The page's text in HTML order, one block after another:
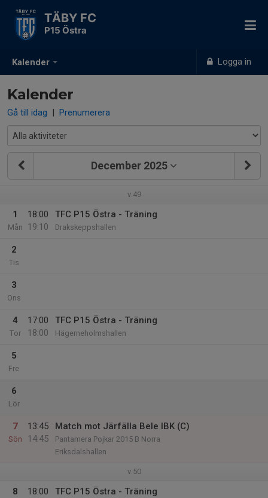
Kalender Logga in
TÄBY FC
P15 Östra
Kalender
Gå till idag | Prenumerera
December 2025
v.49
1
Mån
18:00
19:10
TFC P15 Östra - Träning
Drakskeppshallen
2
Tis
3
Ons
4
Tor
17:00
18:00
TFC P15 Östra - Träning
Hägerneholmshallen
5
Fre
6
Lör
7
Sön
13:45
14:45
Match mot Järfälla Bele IBK (C)
Pantamera Pojkar 2015 B Norra
Eriksdalshallen
v.50
8
18:00
TFC P15 Östra - Träning